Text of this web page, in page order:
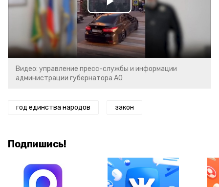
Play
Video
Видео: управление пресс-службы и информации
администрации губернатора АО
год единства народов закон
Подпишись!